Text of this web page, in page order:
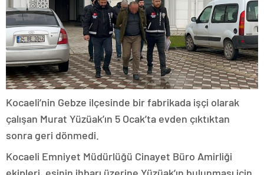
Kocaeli’nin Gebze ilçesinde bir fabrikada işçi olarak
çalışan Murat Yüzüak’ın 5 Ocak’ta evden çıktıktan
sonra geri dönmedi.
Kocaeli Emniyet Müdürlüğü Cinayet Büro Amirliği